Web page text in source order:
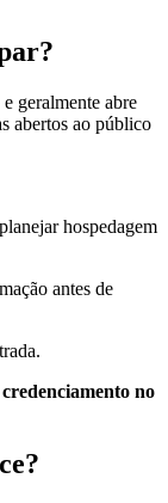
geralmente abre
abertos ao público
hospedagem
antes de
no